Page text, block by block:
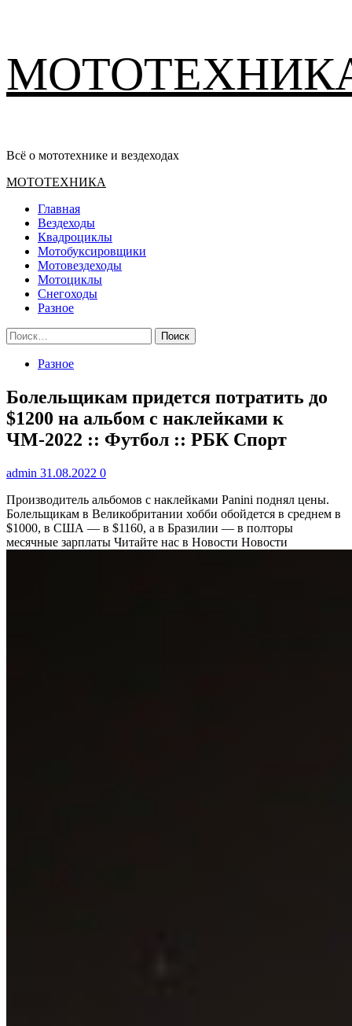
содержимому
Всё о мототехнике и вездеходах
Основное
МОТОТЕХНИКА
Главная
Вездеходы
Квадроциклы
Мотобуксировщики
Мотовездеходы
Мотоциклы
Снегоходы
Разное
Найти:
Разное
Болельщикам придется потратить до
$1200 на альбом с наклейками к
ЧМ-2022 :: Футбол :: РБК Спорт
admin 31.08.2022 0
Производитель альбомов с наклейками Panini поднял цены.
Болельщикам в Великобритании хобби обойдется в среднем в
$1000, в США — в $1160, а в Бразилии — в полторы
месячные зарплаты Читайте нас в Новости Новости